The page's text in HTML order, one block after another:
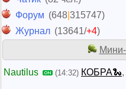
Форум (648 315747)
Журнал (13641/+4)
Nautilus (14:32) КОБРА🐍